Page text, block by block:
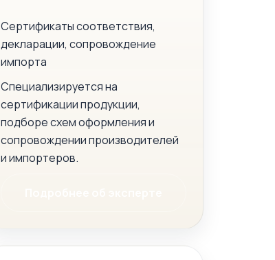
Сертификаты соответствия,
декларации, сопровождение
импорта
Специализируется на
сертификации продукции,
подборе схем оформления и
сопровождении производителей
и импортеров.